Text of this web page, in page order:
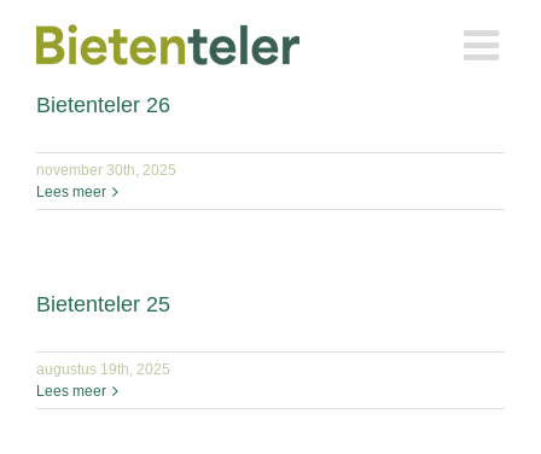
inhoud
Bietenteler 26
november 30th, 2025
Lees meer
Bietenteler 25
augustus 19th, 2025
Lees meer